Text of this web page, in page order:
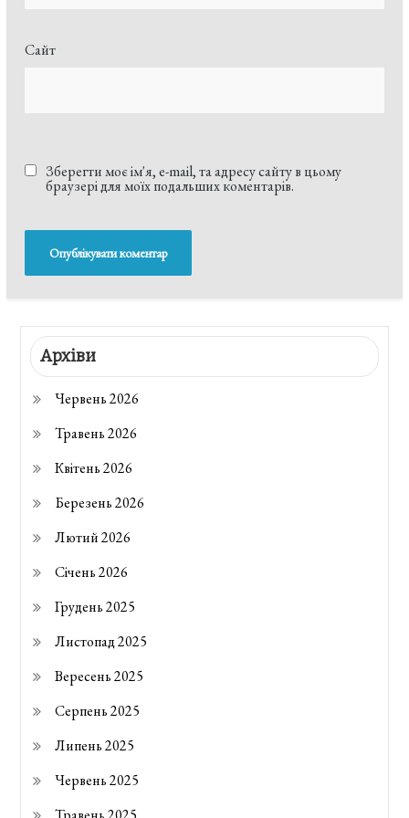
Сайт
Зберегти моє ім'я, e-mail, та адресу сайту в цьому
браузері для моїх подальших коментарів.
Архіви
Червень 2026
Травень 2026
Квітень 2026
Березень 2026
Лютий 2026
Січень 2026
Грудень 2025
Листопад 2025
Вересень 2025
Серпень 2025
Липень 2025
Червень 2025